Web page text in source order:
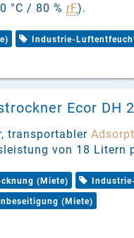
°C / 80 % rF).
Industrie-
Ecor DH
transportabler
von 18 Litern
(Miete)
(Miete)